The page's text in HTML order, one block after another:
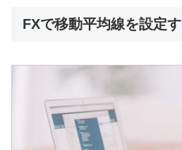
FXで移動平均線を設定